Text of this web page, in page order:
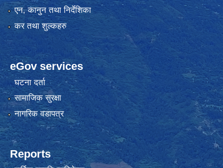
एन, कानुन तथा निर्देशिका
कर तथा शुल्कहरु
eGov services
घटना दर्ता
सामाजिक सुरक्षा
नागरिक वडापत्र
Reports